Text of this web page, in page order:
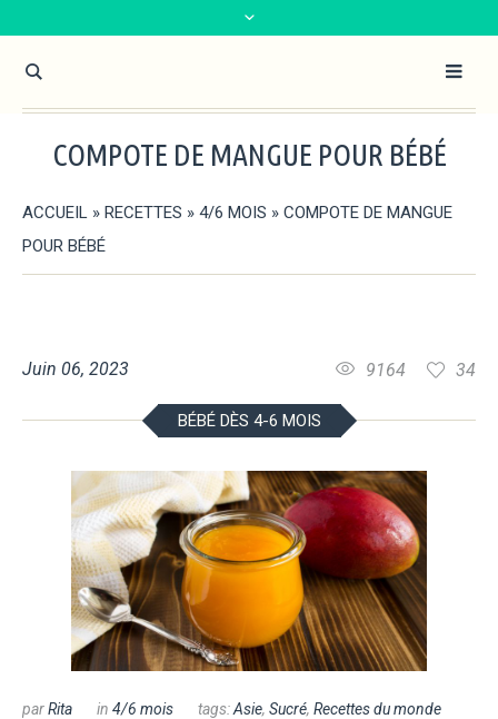
COMPOTE DE MANGUE POUR BÉBÉ
ACCUEIL » RECETTES » 4/6 MOIS » COMPOTE DE MANGUE
POUR BÉBÉ
Juin 06, 2023 34
9164
BÉBÉ DÈS 4-6 MOIS
parRita in 4/6 mois tags:Asie, Sucré, Recettes du monde